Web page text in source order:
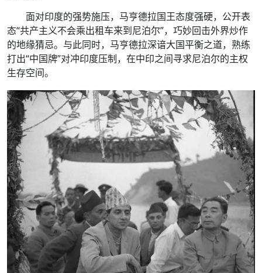
面对印度的强势施压，马亨德拉国王态度强硬，公开表
态“共产主义不会乘出租车来到尼泊尔”，巧妙回击外界炒作
的地缘猜忌。与此同时，马亨德拉深谙大国平衡之道，熟练
打出“中国牌”对冲印度压制，在中印之间寻求尼泊尔的主权
生存空间。